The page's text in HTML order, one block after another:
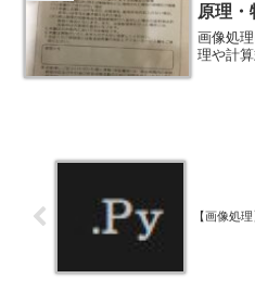
原理・
画像処
理や計
【画像処